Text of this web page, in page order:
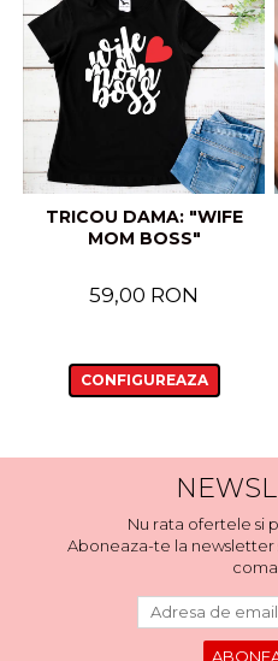
TRICOU DAMA: "WIFE
MOM BOSS"
59,00 RON
CONFIGUREAZA
Nu rata ofertele si
Aboneaza-te la newsletter